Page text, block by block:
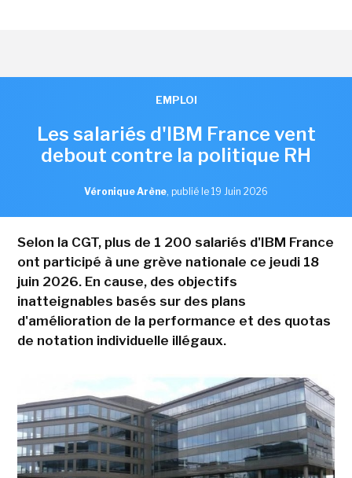
EMPLOI
Les salariés d'IBM France vent
debout contre la politique RH
Véronique Arène, publié le 19 Juin 2026
Selon la CGT, plus de 1 200 salariés d'IBM France
ont participé à une grève nationale ce jeudi 18
juin 2026. En cause, des objectifs
inatteignables basés sur des plans
d'amélioration de la performance et des quotas
de notation individuelle illégaux.